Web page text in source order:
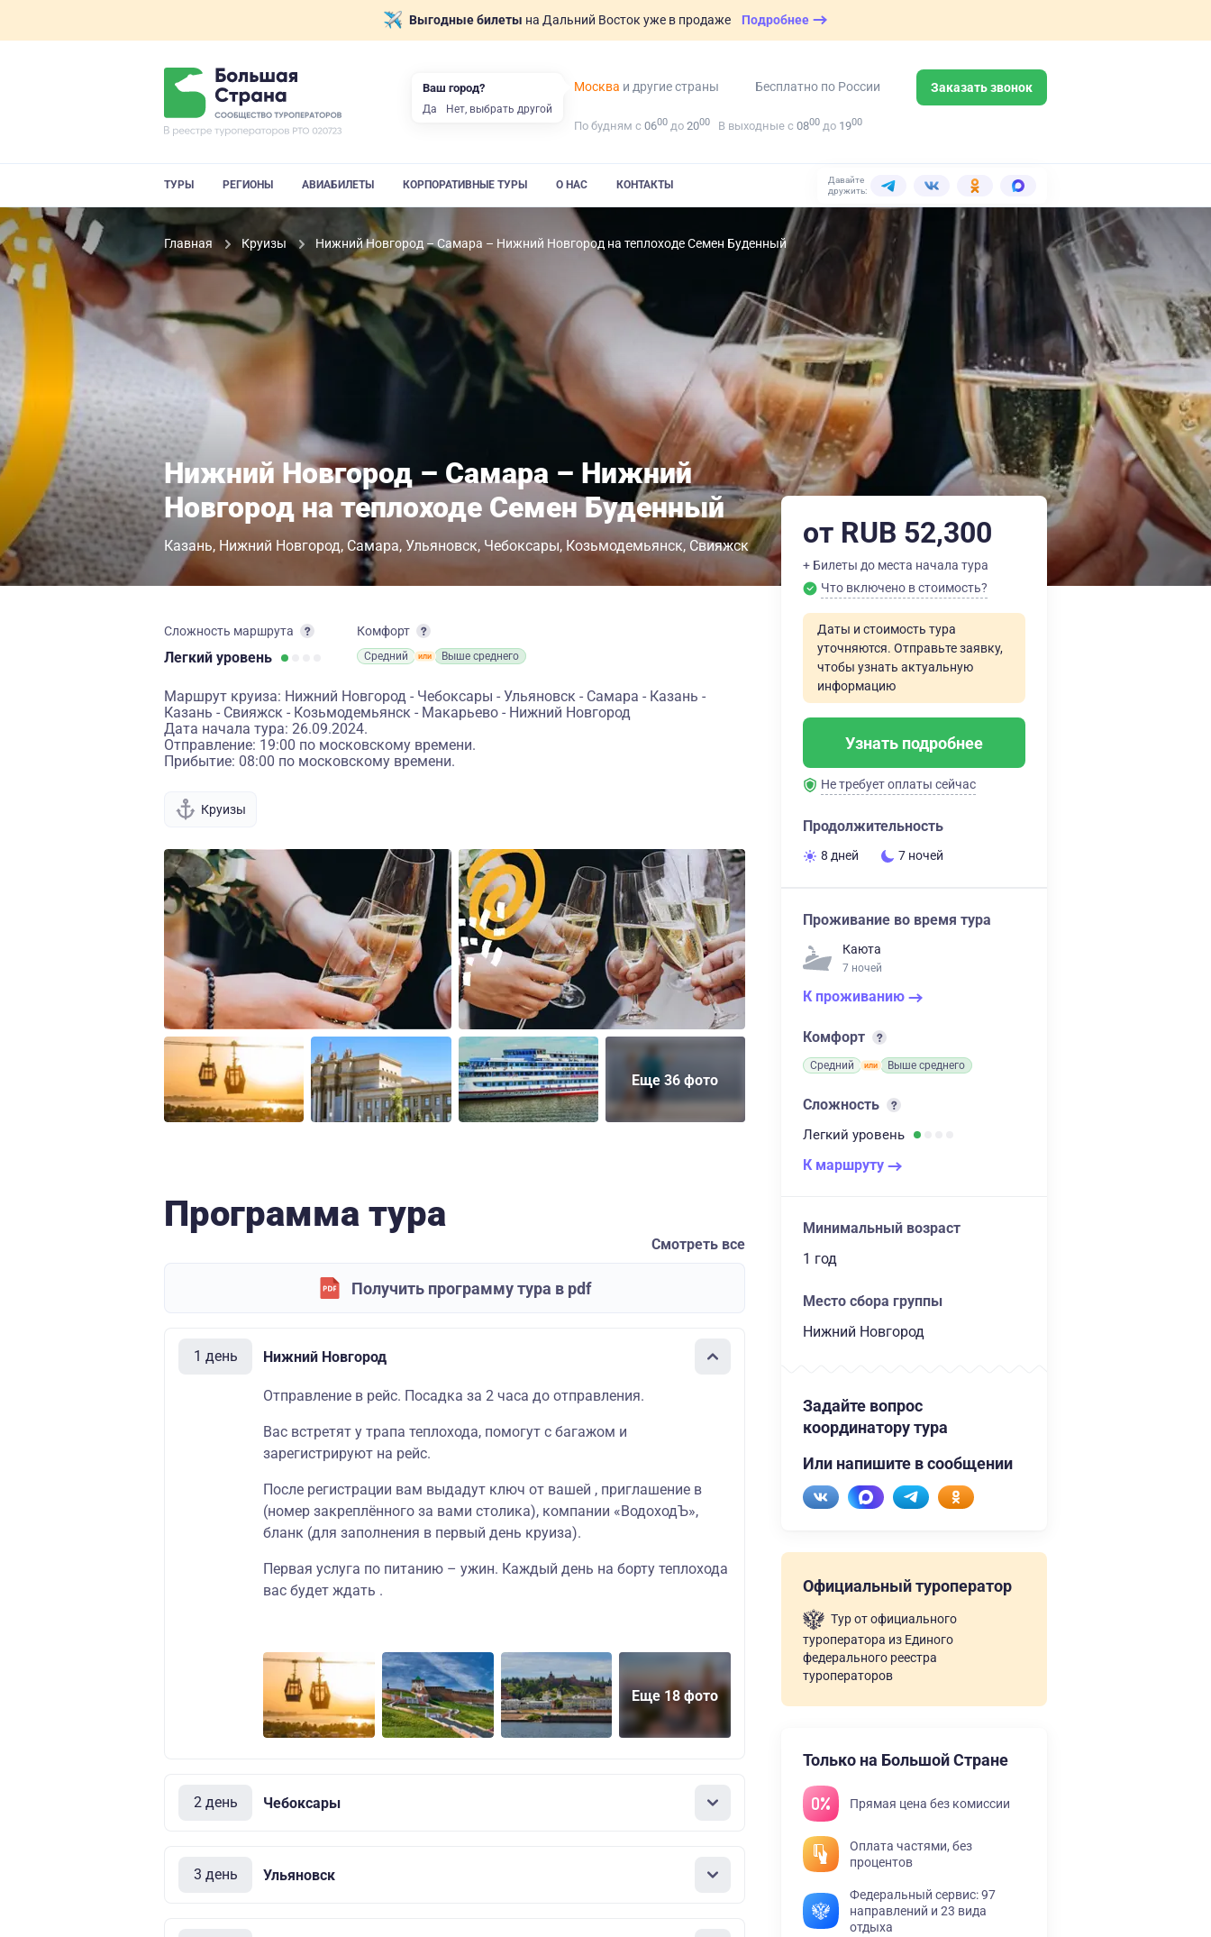
Выгодные билеты на Дальний Восток уже в продаже Подробнее
Москва и другие страны Бесплатно по России Заказать звонок
По будням с 0600 до 2000 В выходные с 0800 до 1900
ТУРЫ РЕГИОНЫ АВИАБИЛЕТЫ КОРПОРАТИВНЫЕ ТУРЫ О НАС КОНТАКТЫ
Давайте
дружить:
Главная Круизы Нижний Новгород – Самара – Нижний Новгород на теплоходе Семен Буденный
Нижний Новгород – Самара – Нижний
Новгород на теплоходе Семен Буденный
Казань Нижний Новгород Самара Ульяновск Чебоксары Козьмодемьянск Свияжск
Сложность маршрута
Легкий уровень
Комфорт
Средний Выше среднего
Маршрут круиза: Нижний Новгород - Чебоксары - Ульяновск - Самара - Казань -
Казань - Свияжск - Козьмодемьянск - Макарьево - Нижний Новгород
Дата начала тура: 26.09.2024.
Отправление: 19:00 по московскому времени.
Прибытие: 08:00 по московскому времени.
Круизы
Еще 36 фото
Программа тура
Смотреть все
Получить программу тура в pdf
1 день Нижний Новгород
Отправление в рейс. Посадка за 2 часа до отправления.
Вас встретят у трапа теплохода, помогут с багажом и
зарегистрируют на рейс.
После регистрации вам выдадут ключ от вашей , приглашение в
(номер закреплённого за вами столика), компании «ВодоходЪ»,
бланк (для заполнения в первый день круиза).
Первая услуга по питанию – ужин. Каждый день на борту теплохода
вас будет ждать .
Еще 18 фото
2 день Чебоксары
3 день Ульяновск
от RUB 52,300
+ Билеты до места начала тура
Что включено в стоимость?
Даты и стоимость тура
уточняются. Отправьте заявку,
чтобы узнать актуальную
информацию
Узнать подробнее
Не требует оплаты сейчас
Продолжительность
8 дней 7 ночей
Проживание во время тура
Каюта
7 ночей
К проживанию
Комфорт
Средний Выше среднего
Сложность
Легкий уровень
К маршруту
Минимальный возраст
1 год
Место сбора группы
Нижний Новгород
Задайте вопрос
координатору тура
Или напишите в сообщении
Официальный туроператор
Тур от официального
туроператора из Единого
федерального реестра
туроператоров
Только на Большой Стране
Прямая цена без комиссии
Оплата частями, без
процентов
Федеральный сервис: 97
направлений и 23 вида
отдыха
Ваш город?
Да Нет, выбрать другой